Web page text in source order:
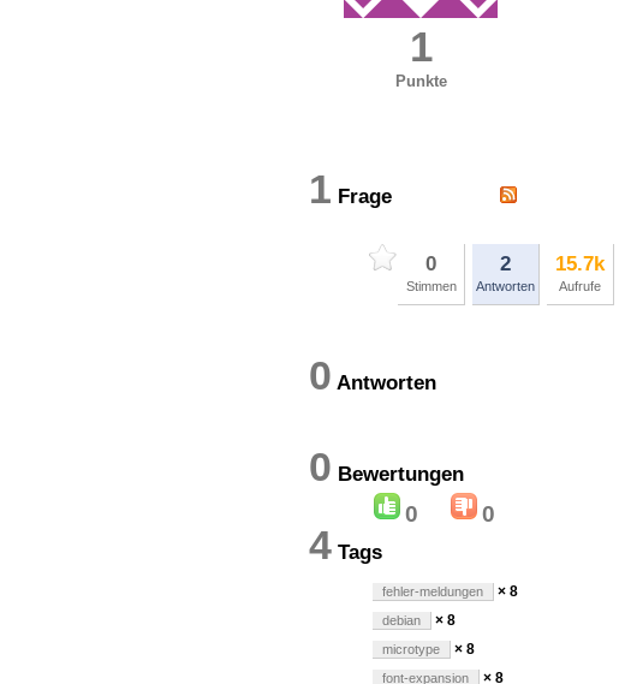
1
Punkte
1 Frage
0
Stimmen
2
Antworten
15.7k
Aufrufe
0 Antworten
0 Bewertungen
0 0
4 Tags
fehler-meldungen × 8
debian × 8
microtype × 8
font-expansion × 8